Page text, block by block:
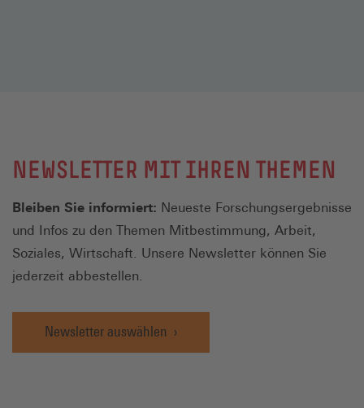
NEWSLETTER MIT IHREN THEMEN
Bleiben Sie informiert: Neueste Forschungsergebnisse
und Infos zu den Themen Mitbestimmung, Arbeit,
Soziales, Wirtschaft. Unsere Newsletter können Sie
jederzeit abbestellen.
Newsletter auswählen